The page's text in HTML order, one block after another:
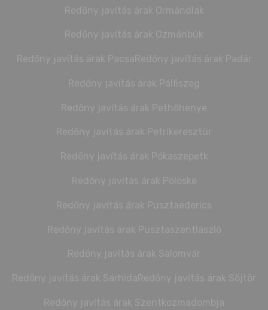
Redőny javítás árak Ormándlak
Redőny javítás árak Ozmánbük
Redőny javítás árak Pacsa Redőny javítás árak Padár
Redőny javítás árak Pálfiszeg
Redőny javítás árak Pethőhenye
Redőny javítás árak Petrikeresztúr
Redőny javítás árak Pókaszepetk
Redőny javítás árak Pölöske
Redőny javítás árak Pusztaederics
Redőny javítás árak Pusztaszentlászló
Redőny javítás árak Salomvár
Redőny javítás árak Sárhida Redőny javítás árak Söjtör
Redőny javítás árak Szentkozmadombja